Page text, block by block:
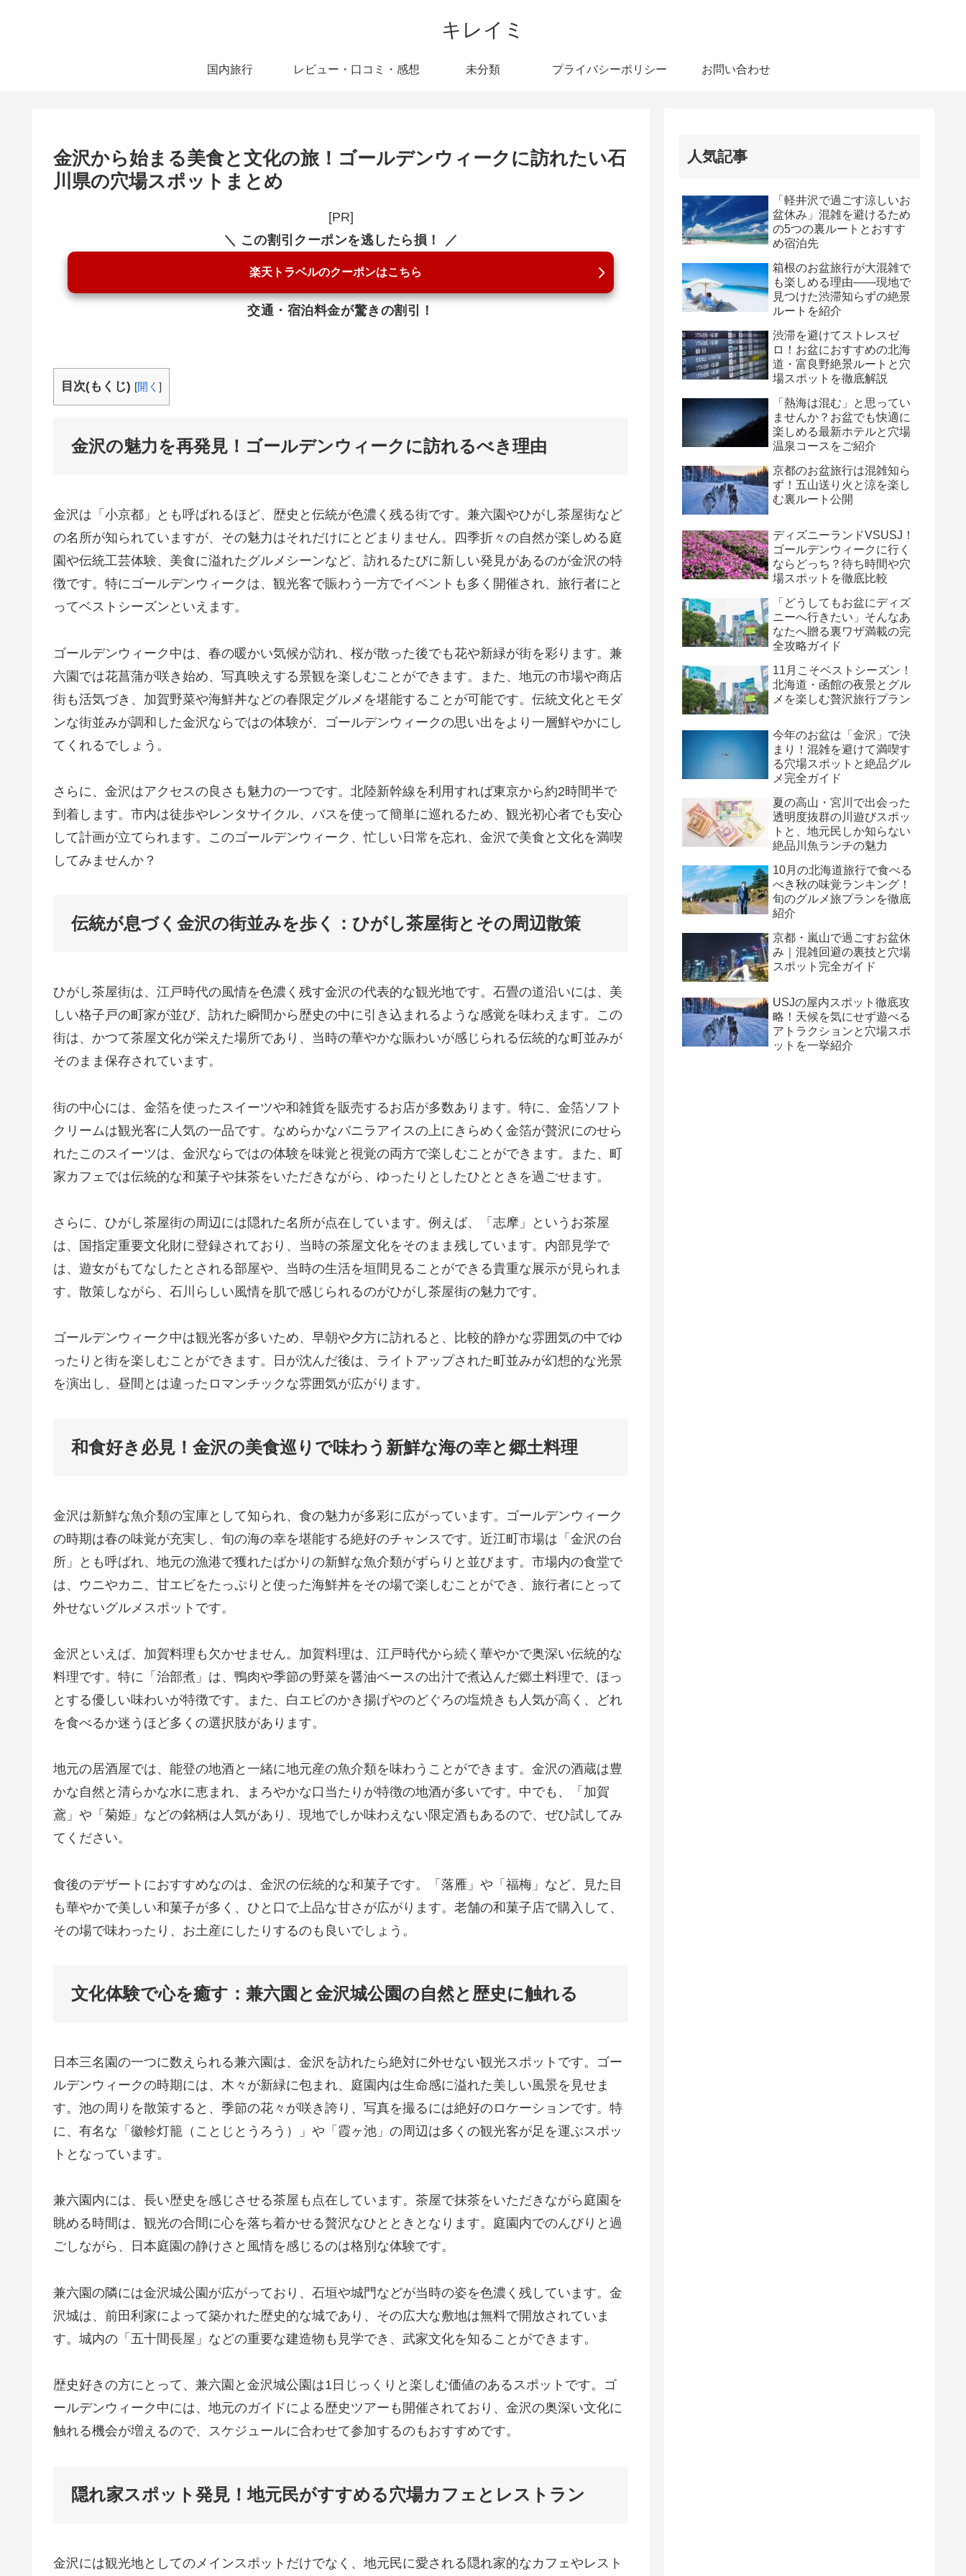
キレイミ
国内旅行 レビュー・口コミ・感想 未分類 プライバシーポリシー お問い合わせ
金沢から始まる美食と文化の旅！ゴールデンウィークに訪れたい石
川県の穴場スポットまとめ
[PR]
＼ この割引クーポンを逃したら損！ ／
楽天トラベルのクーポンはこちら
交通・宿泊料金が驚きの割引！
目次(もくじ) [開く ]
金沢の魅力を再発見！ゴールデンウィークに訪れるべき理由
金沢は「小京都」とも呼ばれるほど、歴史と伝統が色濃く残る街です。兼六園やひがし茶屋街など
の名所が知られていますが、その魅力はそれだけにとどまりません。四季折々の自然が楽しめる庭
園や伝統工芸体験、美食に溢れたグルメシーンなど、訪れるたびに新しい発見があるのが金沢の特
徴です。特にゴールデンウィークは、観光客で賑わう一方でイベントも多く開催され、旅行者にと
ってベストシーズンといえます。
ゴールデンウィーク中は、春の暖かい気候が訪れ、桜が散った後でも花や新緑が街を彩ります。兼
六園では花菖蒲が咲き始め、写真映えする景観を楽しむことができます。また、地元の市場や商店
街も活気づき、加賀野菜や海鮮丼などの春限定グルメを堪能することが可能です。伝統文化とモダ
ンな街並みが調和した金沢ならではの体験が、ゴールデンウィークの思い出をより一層鮮やかにし
てくれるでしょう。
さらに、金沢はアクセスの良さも魅力の一つです。北陸新幹線を利用すれば東京から約2時間半で
到着します。市内は徒歩やレンタサイクル、バスを使って簡単に巡れるため、観光初心者でも安心
して計画が立てられます。このゴールデンウィーク、忙しい日常を忘れ、金沢で美食と文化を満喫
してみませんか？
伝統が息づく金沢の街並みを歩く：ひがし茶屋街とその周辺散策
ひがし茶屋街は、江戸時代の風情を色濃く残す金沢の代表的な観光地です。石畳の道沿いには、美
しい格子戸の町家が並び、訪れた瞬間から歴史の中に引き込まれるような感覚を味わえます。この
街は、かつて茶屋文化が栄えた場所であり、当時の華やかな賑わいが感じられる伝統的な町並みが
そのまま保存されています。
街の中心には、金箔を使ったスイーツや和雑貨を販売するお店が多数あります。特に、金箔ソフト
クリームは観光客に人気の一品です。なめらかなバニラアイスの上にきらめく金箔が贅沢にのせら
れたこのスイーツは、金沢ならではの体験を味覚と視覚の両方で楽しむことができます。また、町
家カフェでは伝統的な和菓子や抹茶をいただきながら、ゆったりとしたひとときを過ごせます。
さらに、ひがし茶屋街の周辺には隠れた名所が点在しています。例えば、「志摩」というお茶屋
は、国指定重要文化財に登録されており、当時の茶屋文化をそのまま残しています。内部見学で
は、遊女がもてなしたとされる部屋や、当時の生活を垣間見ることができる貴重な展示が見られま
す。散策しながら、石川らしい風情を肌で感じられるのがひがし茶屋街の魅力です。
ゴールデンウィーク中は観光客が多いため、早朝や夕方に訪れると、比較的静かな雰囲気の中でゆ
ったりと街を楽しむことができます。日が沈んだ後は、ライトアップされた町並みが幻想的な光景
を演出し、昼間とは違ったロマンチックな雰囲気が広がります。
和食好き必見！金沢の美食巡りで味わう新鮮な海の幸と郷土料理
金沢は新鮮な魚介類の宝庫として知られ、食の魅力が多彩に広がっています。ゴールデンウィーク
の時期は春の味覚が充実し、旬の海の幸を堪能する絶好のチャンスです。近江町市場は「金沢の台
所」とも呼ばれ、地元の漁港で獲れたばかりの新鮮な魚介類がずらりと並びます。市場内の食堂で
は、ウニやカニ、甘エビをたっぷりと使った海鮮丼をその場で楽しむことができ、旅行者にとって
外せないグルメスポットです。
金沢といえば、加賀料理も欠かせません。加賀料理は、江戸時代から続く華やかで奥深い伝統的な
料理です。特に「治部煮」は、鴨肉や季節の野菜を醤油ベースの出汁で煮込んだ郷土料理で、ほっ
とする優しい味わいが特徴です。また、白エビのかき揚げやのどぐろの塩焼きも人気が高く、どれ
を食べるか迷うほど多くの選択肢があります。
地元の居酒屋では、能登の地酒と一緒に地元産の魚介類を味わうことができます。金沢の酒蔵は豊
かな自然と清らかな水に恵まれ、まろやかな口当たりが特徴の地酒が多いです。中でも、「加賀
鳶」や「菊姫」などの銘柄は人気があり、現地でしか味わえない限定酒もあるので、ぜひ試してみ
てください。
食後のデザートにおすすめなのは、金沢の伝統的な和菓子です。「落雁」や「福梅」など、見た目
も華やかで美しい和菓子が多く、ひと口で上品な甘さが広がります。老舗の和菓子店で購入して、
その場で味わったり、お土産にしたりするのも良いでしょう。
文化体験で心を癒す：兼六園と金沢城公園の自然と歴史に触れる
日本三名園の一つに数えられる兼六園は、金沢を訪れたら絶対に外せない観光スポットです。ゴー
ルデンウィークの時期には、木々が新緑に包まれ、庭園内は生命感に溢れた美しい風景を見せま
す。池の周りを散策すると、季節の花々が咲き誇り、写真を撮るには絶好のロケーションです。特
に、有名な「徽軫灯籠（ことじとうろう）」や「霞ヶ池」の周辺は多くの観光客が足を運ぶスポッ
トとなっています。
兼六園内には、長い歴史を感じさせる茶屋も点在しています。茶屋で抹茶をいただきながら庭園を
眺める時間は、観光の合間に心を落ち着かせる贅沢なひとときとなります。庭園内でのんびりと過
ごしながら、日本庭園の静けさと風情を感じるのは格別な体験です。
兼六園の隣には金沢城公園が広がっており、石垣や城門などが当時の姿を色濃く残しています。金
沢城は、前田利家によって築かれた歴史的な城であり、その広大な敷地は無料で開放されていま
す。城内の「五十間長屋」などの重要な建造物も見学でき、武家文化を知ることができます。
歴史好きの方にとって、兼六園と金沢城公園は1日じっくりと楽しむ価値のあるスポットです。ゴ
ールデンウィーク中には、地元のガイドによる歴史ツアーも開催されており、金沢の奥深い文化に
触れる機会が増えるので、スケジュールに合わせて参加するのもおすすめです。
隠れ家スポット発見！地元民がすすめる穴場カフェとレストラン
金沢には観光地としてのメインスポットだけでなく、地元民に愛される隠れ家的なカフェやレスト
人気記事
「軽井沢で過ごす涼しいお
盆休み」混雑を避けるため
の5つの裏ルートとおすす
め宿泊先
箱根のお盆旅行が大混雑で
も楽しめる理由――現地で
見つけた渋滞知らずの絶景
ルートを紹介
渋滞を避けてストレスゼ
ロ！お盆におすすめの北海
道・富良野絶景ルートと穴
場スポットを徹底解説
「熱海は混む」と思ってい
ませんか？お盆でも快適に
楽しめる最新ホテルと穴場
温泉コースをご紹介
京都のお盆旅行は混雑知ら
ず！五山送り火と涼を楽し
む裏ルート公開
ディズニーランドVSUSJ！
ゴールデンウィークに行く
ならどっち？待ち時間や穴
場スポットを徹底比較
「どうしてもお盆にディズ
ニーへ行きたい」そんなあ
なたへ贈る裏ワザ満載の完
全攻略ガイド
11月こそベストシーズン！
北海道・函館の夜景とグル
メを楽しむ贅沢旅行プラン
今年のお盆は「金沢」で決
まり！混雑を避けて満喫す
る穴場スポットと絶品グル
メ完全ガイド
夏の高山・宮川で出会った
透明度抜群の川遊びスポッ
トと、地元民しか知らない
絶品川魚ランチの魅力
10月の北海道旅行で食べる
べき秋の味覚ランキング！
旬のグルメ旅プランを徹底
紹介
京都・嵐山で過ごすお盆休
み｜混雑回避の裏技と穴場
スポット完全ガイド
USJの屋内スポット徹底攻
略！天候を気にせず遊べる
アトラクションと穴場スポ
ットを一挙紹介